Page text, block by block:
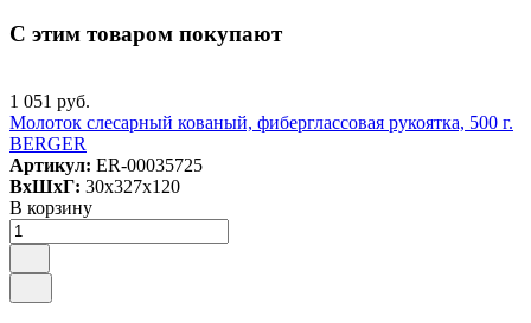
С этим товаром покупают
1 051 руб.
Молоток слесарный кованый, фиберглассовая рукоятка, 500 г.
BERGER
Артикул: ER-00035725
ВxШxГ: 30x327x120
В корзину